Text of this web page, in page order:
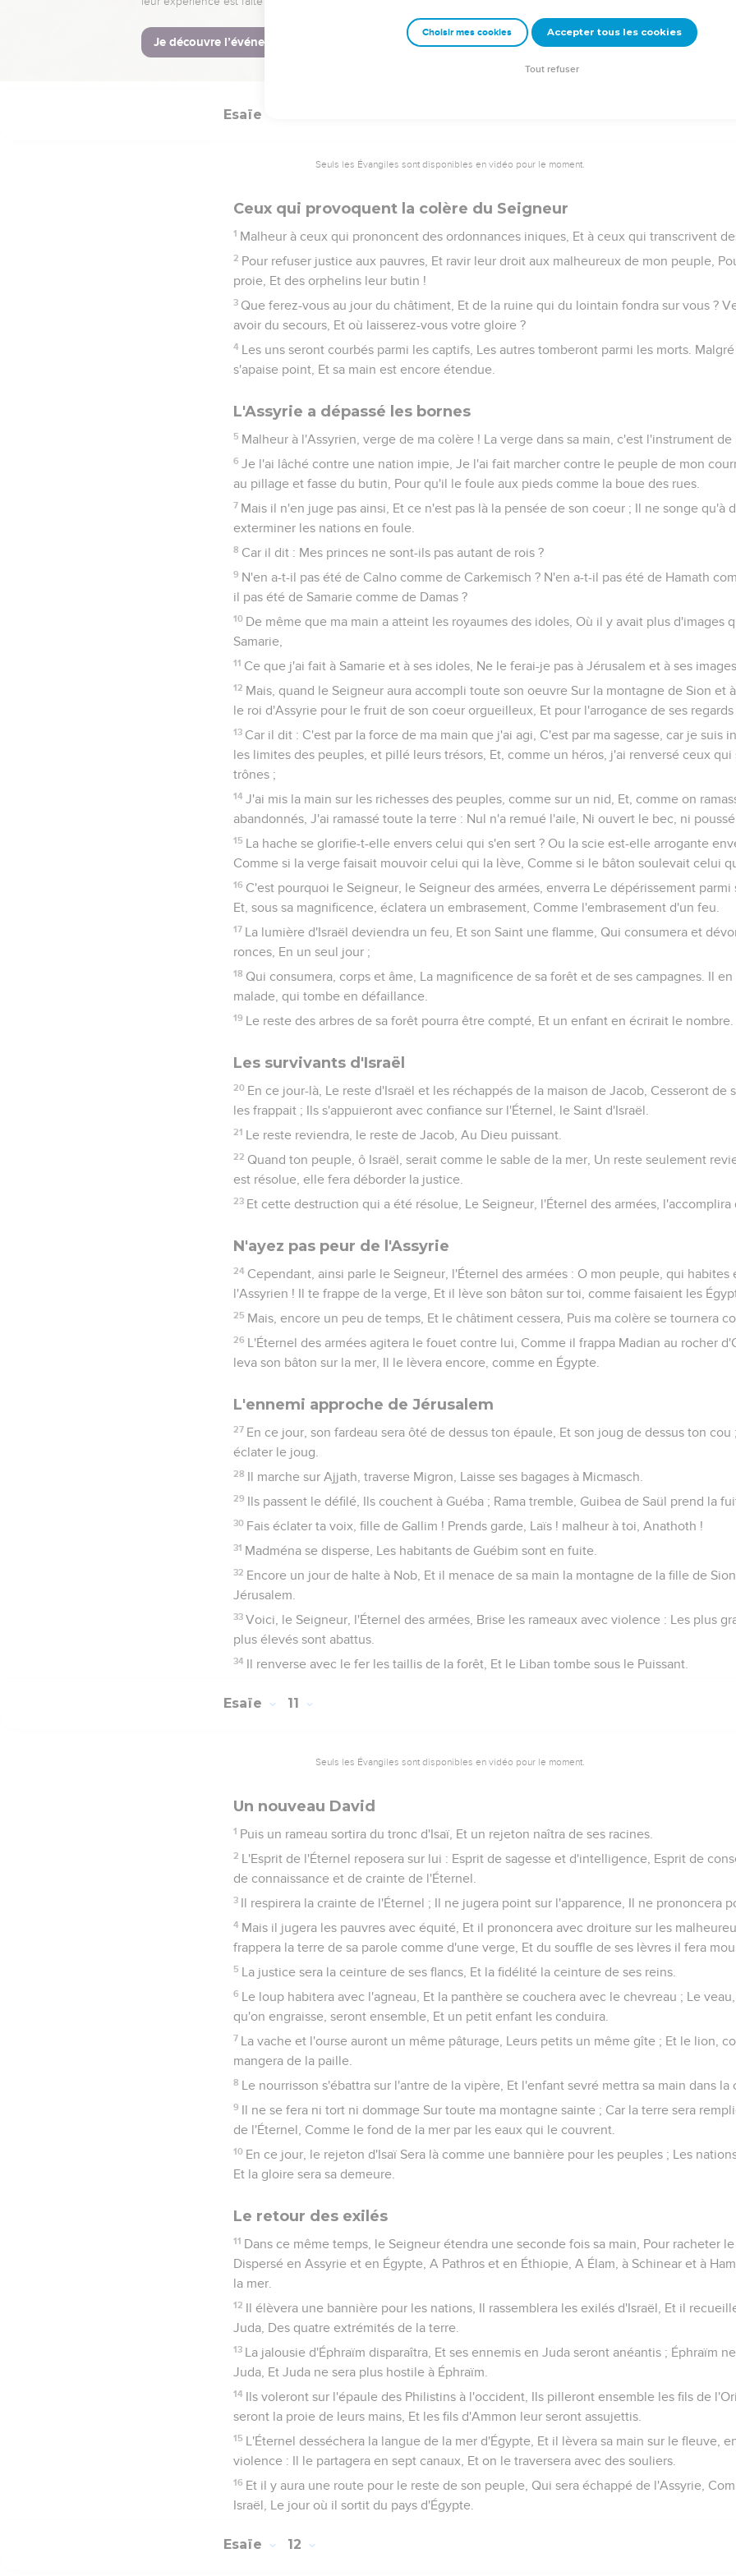
21 (9 : 20) Manassé dévore Éphraïm, Éphraïm Manassé, Et ensemble ils fondent sur
colère ne s'apaise point, Et sa main est encore étendue.
Esaïe
Seuls les Évangiles sont disponibles en vidéo pour le moment.
Ceux qui provoquent la colère du Seigneur
1 Malheur à ceux qui prononcent des ordonnances iniques, Et à ceux qui transcrivent
2 Pour refuser justice aux pauvres, Et ravir leur droit aux malheureux de mon peuple,
proie, Et des orphelins leur butin !
3 Que ferez-vous au jour du châtiment, Et de la ruine qui du lointain fondra sur vous ?
avoir du secours, Et où laisserez-vous votre gloire ?
4 Les uns seront courbés parmi les captifs, Les autres tomberont parmi les morts.
s'apaise point, Et sa main est encore étendue.
L'Assyrie a dépassé les bornes
5 Malheur à l'Assyrien, verge de ma colère ! La verge dans sa main, c'est l'instrument de
6 Je l'ai lâché contre une nation impie, Je l'ai fait marcher contre le peuple de mon
au pillage et fasse du butin, Pour qu'il le foule aux pieds comme la boue des rues.
7 Mais il n'en juge pas ainsi, Et ce n'est pas là la pensée de son coeur ; Il ne songe qu'à
exterminer les nations en foule.
8 Car il dit : Mes princes ne sont-ils pas autant de rois ?
9 N'en a-t-il pas été de Calno comme de Carkemisch ? N'en a-t-il pas été de Hamath
il pas été de Samarie comme de Damas ?
10 De même que ma main a atteint les royaumes des idoles, Où il y avait plus d'images
Samarie,
11 Ce que j'ai fait à Samarie et à ses idoles, Ne le ferai-je pas à Jérusalem et à ses
12 Mais, quand le Seigneur aura accompli toute son oeuvre Sur la montagne de Sion et
le roi d'Assyrie pour le fruit de son coeur orgueilleux, Et pour l'arrogance de ses regards
13 Car il dit : C'est par la force de ma main que j'ai agi, C'est par ma sagesse, car je suis
les limites des peuples, et pillé leurs trésors, Et, comme un héros, j'ai renversé ceux
trônes ;
14 J'ai mis la main sur les richesses des peuples, comme sur un nid, Et, comme on
abandonnés, J'ai ramassé toute la terre : Nul n'a remué l'aile, Ni ouvert le bec, ni
15 La hache se glorifie-t-elle envers celui qui s'en sert ? Ou la scie est-elle arrogante
Comme si la verge faisait mouvoir celui qui la lève, Comme si le bâton soulevait celui
16 C'est pourquoi le Seigneur, le Seigneur des armées, enverra Le dépérissement parmi
Et, sous sa magnificence, éclatera un embrasement, Comme l'embrasement d'un feu.
17 La lumière d'Israël deviendra un feu, Et son Saint une flamme, Qui consumera et
ronces, En un seul jour ;
18 Qui consumera, corps et âme, La magnificence de sa forêt et de ses campagnes. Il
malade, qui tombe en défaillance.
19 Le reste des arbres de sa forêt pourra être compté, Et un enfant en écrirait le nombre.
Les survivants d'Israël
20 En ce jour-là, Le reste d'Israël et les réchappés de la maison de Jacob, Cesseront de
les frappait ; Ils s'appuieront avec confiance sur l'Éternel, le Saint d'Israël.
21 Le reste reviendra, le reste de Jacob, Au Dieu puissant.
22 Quand ton peuple, ô Israël, serait comme le sable de la mer, Un reste seulement
est résolue, elle fera déborder la justice.
23 Et cette destruction qui a été résolue, Le Seigneur, l'Éternel des armées, l'accomplira
N'ayez pas peur de l'Assyrie
24 Cependant, ainsi parle le Seigneur, l'Éternel des armées : O mon peuple, qui habites
l'Assyrien ! Il te frappe de la verge, Et il lève son bâton sur toi, comme faisaient les
25 Mais, encore un peu de temps, Et le châtiment cessera, Puis ma colère se tournera
26 L'Éternel des armées agitera le fouet contre lui, Comme il frappa Madian au rocher
leva son bâton sur la mer, Il le lèvera encore, comme en Égypte.
L'ennemi approche de Jérusalem
27 En ce jour, son fardeau sera ôté de dessus ton épaule, Et son joug de dessus ton cou
éclater le joug.
28 Il marche sur Ajjath, traverse Migron, Laisse ses bagages à Micmasch.
29 Ils passent le défilé, Ils couchent à Guéba ; Rama tremble, Guibea de Saül prend la
30 Fais éclater ta voix, fille de Gallim ! Prends garde, Laïs ! malheur à toi, Anathoth !
31 Madména se disperse, Les habitants de Guébim sont en fuite.
32 Encore un jour de halte à Nob, Et il menace de sa main la montagne de la fille de
Jérusalem.
33 Voici, le Seigneur, l'Éternel des armées, Brise les rameaux avec violence : Les plus
plus élevés sont abattus.
34 Il renverse avec le fer les taillis de la forêt, Et le Liban tombe sous le Puissant.
Esaïe 11
Seuls les Évangiles sont disponibles en vidéo pour le moment.
Un nouveau David
1 Puis un rameau sortira du tronc d'Isaï, Et un rejeton naîtra de ses racines.
2 L'Esprit de l'Éternel reposera sur lui : Esprit de sagesse et d'intelligence, Esprit de
de connaissance et de crainte de l'Éternel.
3 Il respirera la crainte de l'Éternel ; Il ne jugera point sur l'apparence, Il ne prononcera
4 Mais il jugera les pauvres avec équité, Et il prononcera avec droiture sur les
frappera la terre de sa parole comme d'une verge, Et du souffle de ses lèvres il fera
5 La justice sera la ceinture de ses flancs, Et la fidélité la ceinture de ses reins.
6 Le loup habitera avec l'agneau, Et la panthère se couchera avec le chevreau ; Le
qu'on engraisse, seront ensemble, Et un petit enfant les conduira.
7 La vache et l'ourse auront un même pâturage, Leurs petits un même gîte ; Et le lion,
mangera de la paille.
8 Le nourrisson s'ébattra sur l'antre de la vipère, Et l'enfant sevré mettra sa main dans la
9 Il ne se fera ni tort ni dommage Sur toute ma montagne sainte ; Car la terre sera
de l'Éternel, Comme le fond de la mer par les eaux qui le couvrent.
10 En ce jour, le rejeton d'Isaï Sera là comme une bannière pour les peuples ; Les
Et la gloire sera sa demeure.
Le retour des exilés
11 Dans ce même temps, le Seigneur étendra une seconde fois sa main, Pour racheter
Dispersé en Assyrie et en Égypte, A Pathros et en Éthiopie, A Élam, à Schinear et à
la mer.
12 Il élèvera une bannière pour les nations, Il rassemblera les exilés d'Israël, Et il
Juda, Des quatre extrémités de la terre.
13 La jalousie d'Éphraïm disparaîtra, Et ses ennemis en Juda seront anéantis ; Éphraïm
Juda, Et Juda ne sera plus hostile à Éphraïm.
14 Ils voleront sur l'épaule des Philistins à l'occident, Ils pilleront ensemble les fils de
seront la proie de leurs mains, Et les fils d'Ammon leur seront assujettis.
15 L'Éternel desséchera la langue de la mer d'Égypte, Et il lèvera sa main sur le fleuve,
violence : Il le partagera en sept canaux, Et on le traversera avec des souliers.
16 Et il y aura une route pour le reste de son peuple, Qui sera échappé de l'Assyrie,
Israël, Le jour où il sortit du pays d'Égypte.
Esaïe 12
Choisir mes cookies Accepter tous les cookies
Tout refuser